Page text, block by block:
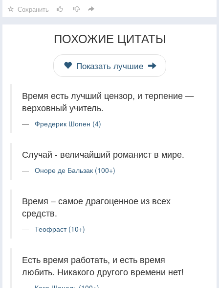
Сохранить
ПОХОЖИЕ ЦИТАТЫ
Показать лучшие
Время есть лучший цензор, и терпение —
верховный учитель.
Фредерик Шопен (4)
Случай - величайший романист в мире.
Оноре де Бальзак (100+)
Время – самое драгоценное из всех
средств.
Теофраст (10+)
Есть время работать, и есть время
любить. Никакого другого времени нет!